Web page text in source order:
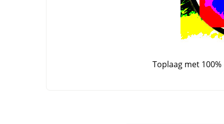
Toplaag met